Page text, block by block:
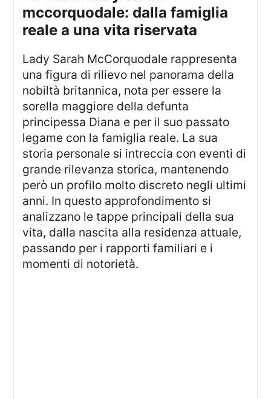
mccorquodale: dalla famiglia
reale a una vita riservata
Lady Sarah McCorquodale rappresenta
una figura di rilievo nel panorama della
nobiltà britannica, nota per essere la
sorella maggiore della defunta
principessa Diana e per il suo passato
legame con la famiglia reale. La sua
storia personale si intreccia con eventi di
grande rilevanza storica, mantenendo
però un profilo molto discreto negli ultimi
anni. In questo approfondimento si
analizzano le tappe principali della sua
vita, dalla nascita alla residenza attuale,
passando per i rapporti familiari e i
momenti di notorietà.